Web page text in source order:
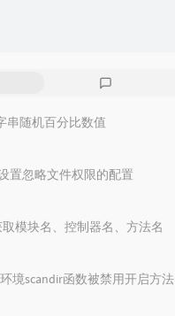
串随机百分比数值
置忽略文件权限的配置
取模块名、控制器名、方法名
环境scandir函数被禁用开启方法